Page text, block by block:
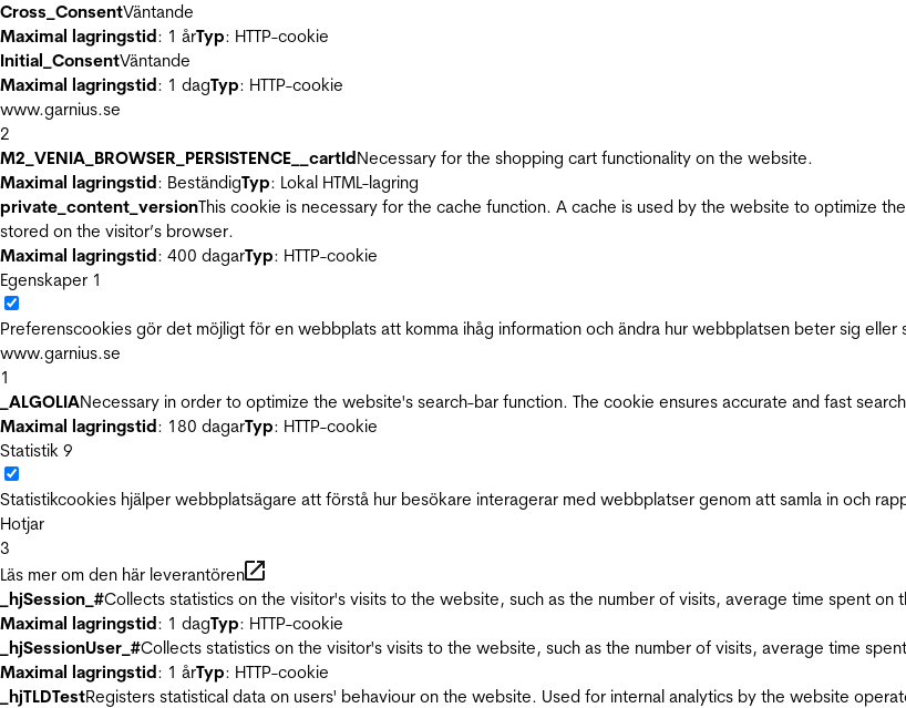
Cross_ConsentVäntande
Maximal lagringstid: 1 årTyp: HTTP-cookie
Initial_ConsentVäntande
Maximal lagringstid: 1 dagTyp: HTTP-cookie
www.garnius.se
2
M2_VENIA_BROWSER_PERSISTENCE__cartIdNecessary for the shopping cart functionality on the website.
Maximal lagringstid: BeständigTyp: Lokal HTML-lagring
private_content_versionThis cookie is necessary for the cache function. A cache is used by the website to optimize
stored on the visitor’s browser.
Maximal lagringstid: 400 dagarTyp: HTTP-cookie
Egenskaper 1
Preferenscookies gör det möjligt för en webbplats att komma ihåg information och ändra hur webbplatsen beter sig
www.garnius.se
1
_ALGOLIANecessary in order to optimize the website's search-bar function. The cookie ensures accurate and fast
Maximal lagringstid: 180 dagarTyp: HTTP-cookie
Statistik 9
Statistikcookies hjälper webbplatsägare att förstå hur besökare interagerar med webbplatser genom att samla in och
Hotjar
3
Läs mer om den här leverantören
_hjSession_#Collects statistics on the visitor's visits to the website, such as the number of visits, average time spent
Maximal lagringstid: 1 dagTyp: HTTP-cookie
_hjSessionUser_#Collects statistics on the visitor's visits to the website, such as the number of visits, average time
Maximal lagringstid: 1 årTyp: HTTP-cookie
_hjTLDTestRegisters statistical data on users' behaviour on the website. Used for internal analytics by the website